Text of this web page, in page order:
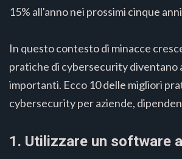
15% all'anno nei prossimi cinque
In questo contesto di minacce
pratiche di cybersecurity diventano
importanti. Ecco 10 delle migliori
cybersecurity per aziende,
1. Utilizzare un software